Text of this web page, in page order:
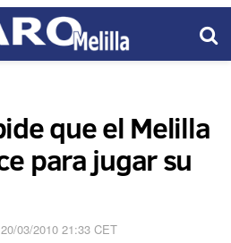
que el Melilla
para jugar su
20/03/2010 21:33 CET